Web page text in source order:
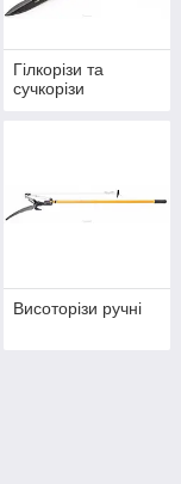
Гілкорізи та
сучкорізи
Висоторізи ручні